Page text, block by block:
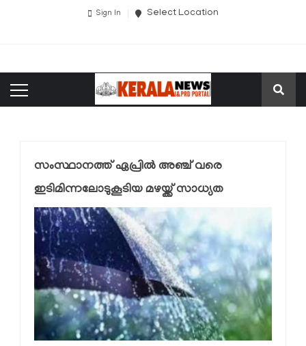
Sign In Select Location
സംസ്ഥാനത്ത് ഏപ്രില്‍ അഞ്ച് വരെ
ഇടിമിന്നലോടുകൂടിയ മഴയ്ക്ക് സാധ്യത